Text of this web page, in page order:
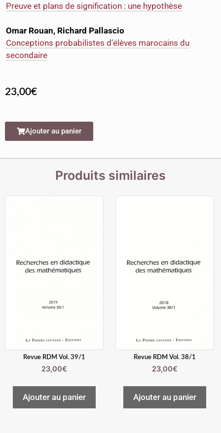
Preuve et plans de signification : une hypothèse
Omar Rouan, Richard Pallascio
Conceptions probabilistes d’élèves marocains du
secondaire
23,00€
Ajouter au panier
Produits similaires
Revue RDM Vol. 39/1
23,00€
Ajouter au panier
Revue RDM Vol. 38/1
23,00€
Ajouter au panier